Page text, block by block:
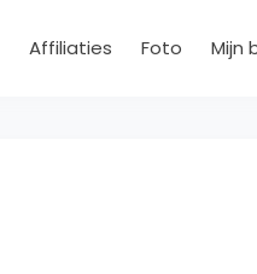
Affiliaties Foto Mijn